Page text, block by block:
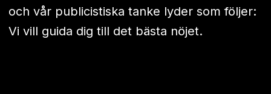
och vår publicistiska tanke lyder som följer:
Vi vill guida dig till det bästa nöjet.